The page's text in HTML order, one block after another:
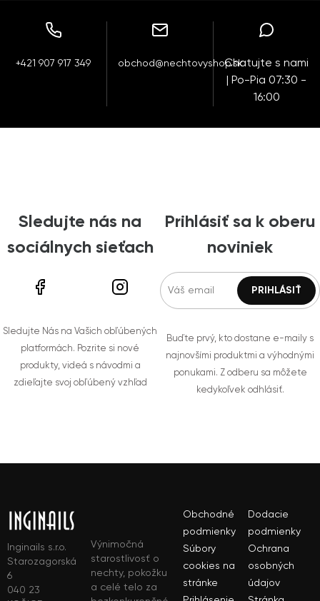
+421 907 917 349 obchod@nechtovyshop.skChatujte s nami
| Po-Pia 07:30 -
16:00
Sledujte nás na
sociálnych sieťach
Sledujte Nás na Vašich obľúbených
platformách. Pozrite si nové
produkty, videá s návodmi a
zdieľajte svoj obľúbený vzhľad
Prihlásiť sa k oberu
noviniek
Buďte prvý, kto dostane e-maily s
najnovšími produktmi a výhodnými
ponukami. Z odberu sa môžete
kedykoľvek odhlásiť.
Inginails s.r.o.
Starozagorská
6
040 23
Výnimočná
starostlivosť o
nechty, pokožku
a celé telo za
Obchodné
podmienky
Dodacie
podmienky
Súbory
cookies na
stránke
Ochrana
osobných
údajov